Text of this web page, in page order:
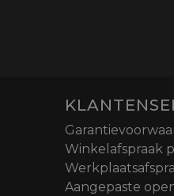
Winkelafspraak
Aangepaste